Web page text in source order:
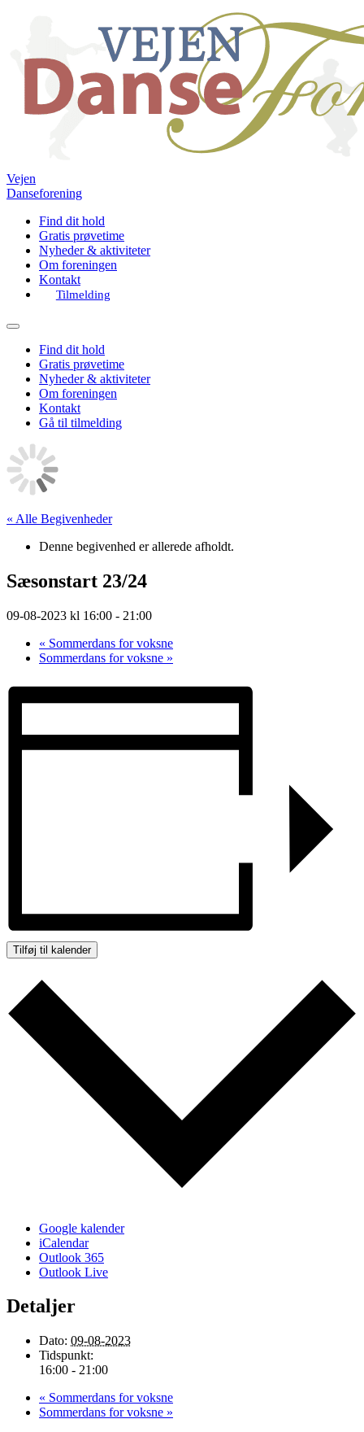
Vejen
Danseforening
Find dit hold
Gratis prøvetime
Nyheder & aktiviteter
Om foreningen
Kontakt
Tilmelding
Find dit hold
Gratis prøvetime
Nyheder & aktiviteter
Om foreningen
Kontakt
Gå til tilmelding
« Alle Begivenheder
Denne begivenhed er allerede afholdt.
Sæsonstart 23/24
09-08-2023 kl 16:00 - 21:00
« Sommerdans for voksne
Sommerdans for voksne »
Tilføj til kalender
Google kalender
iCalendar
Outlook 365
Outlook Live
Detaljer
Dato: 09-08-2023
Tidspunkt:
16:00 - 21:00
« Sommerdans for voksne
Sommerdans for voksne »